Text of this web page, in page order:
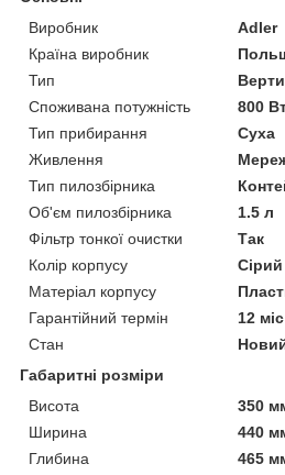
Виробник
Adler
Країна виробник
Тип
Споживана потужність
800
Тип прибирання
Суха
Живлення
Тип пилозбірника
Об'єм пилозбірника
1.5 л
Фільтр тонкої очистки
Так
Колір корпусу
Сірий
Матеріал корпусу
Гарантійний термін
12 міс
Стан
Габаритні розміри
Висота
350
Ширина
440
Глибина
465